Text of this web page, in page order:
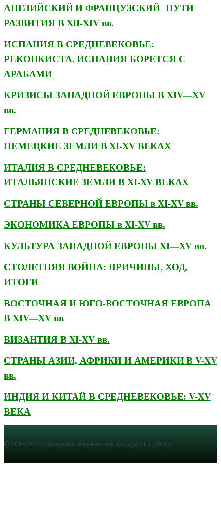
АНГЛИЙСКИЙ И ФРАНЦУЗСКИЙ ПУТИ
РАЗВИТИЯ В XII-XIV вв.
ИСПАНИЯ В СРЕДНЕВЕКОВЬЕ:
РЕКОНКИСТА, ИСПАНИЯ БОРЕТСЯ С
АРАБАМИ
КРИЗИСЫ ЗАПАДНОЙ ЕВРОПЫ В XIV—XV
вв.
ГЕРМАНИЯ В СРЕДНЕВЕКОВЬЕ:
НЕМЕЦКИЕ ЗЕМЛИ В XI-XV ВЕКАХ
ИТАЛИЯ В СРЕДНЕВЕКОВЬЕ:
ИТАЛЬЯНСКИЕ ЗЕМЛИ В XI-XV ВЕКАХ
СТРАНЫ СЕВЕРНОЙ ЕВРОПЫ в XI-XV вв.
ЭКОНОМИКА ЕВРОПЫ в XI-XV вв.
КУЛЬТУРА ЗАПАДНОЙ ЕВРОПЫ XI—XV вв.
СТОЛЕТНЯЯ ВОЙНА: ПРИЧИНЫ, ХОД,
ИТОГИ
ВОСТОЧНАЯ И ЮГО-ВОСТОЧНАЯ ЕВРОПА
В XIV—XV вв
ВИЗАНТИЯ В XI-XV вв.
СТРАНЫ АЗИИ, АФРИКИ И АМЕРИКИ В V-XV
вв.
ИНДИЯ И КИТАЙ В СРЕДНЕВЕКОВЬЕ: V-XV
ВЕКА
© 2012-2026 Образовательная платформа ИНТЕЛЛЕКТ.